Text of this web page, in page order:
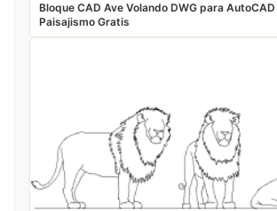
Bloque CAD Ave Volando DWG para
Paisajismo Gratis